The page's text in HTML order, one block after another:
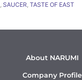
SAUCER TASTE OF EAST
About NARUMI
Company Profile